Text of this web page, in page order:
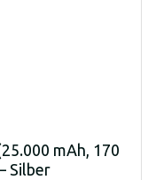
mAh, 170
Silber